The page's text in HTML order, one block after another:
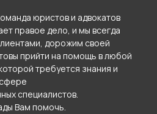
юристов и адвокатов
правое дело, и мы всегда
дорожим своей
прийти на помощь в любой
требуется знания и
специалистов.
Вам помочь.